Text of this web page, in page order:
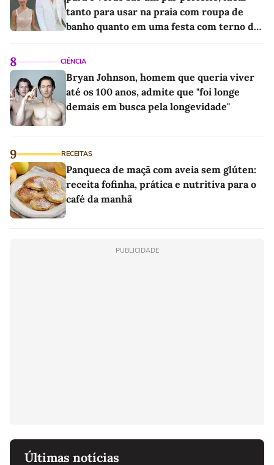
tanto para usar na praia com roupa de
banho quanto em uma festa com terno de
8 CIÊNCIA
Bryan Johnson, homem que queria viver
até os 100 anos, admite que "foi longe
demais em busca pela longevidade"
9 RECEITAS
Panqueca de maçã com aveia sem glúten:
receita fofinha, prática e nutritiva para o
café da manhã
PUBLICIDADE
Últimas notícias